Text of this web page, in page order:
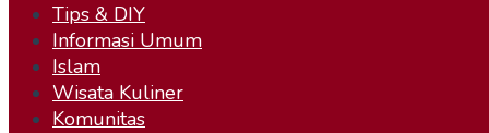
Tips & DIY
Informasi Umum
Islam
Wisata Kuliner
Komunitas